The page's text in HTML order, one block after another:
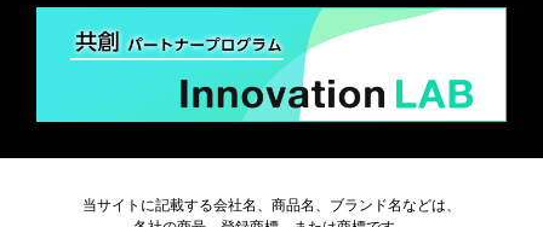
当サイトに記載する会社名、商品名、ブランド名などは、